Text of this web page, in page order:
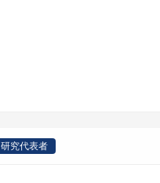
研究代表者